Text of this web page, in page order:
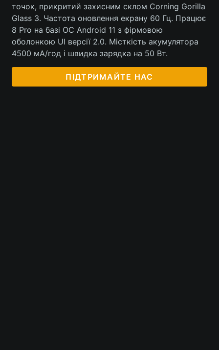
точок, прикритий захисним склом Corning Gorilla
Glass 3. Частота оновлення екрану 60 Гц. Працює
8 Pro на базі ОС Android 11 з фірмовою
оболонкою UI версії 2.0. Місткість акумулятора
4500 мА/год і швидка зарядка на 50 Вт.
ПІДТРИМАЙТЕ НАС